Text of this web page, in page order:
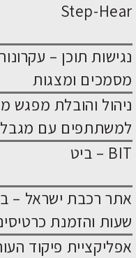
Step-Hear
נגישות תוכן –
מסמכים ומצגות
למשתתפים עם
BIT – ביט
אתר רכבת ישראל –
שעות והזמנת
אפליקציית פיקוד